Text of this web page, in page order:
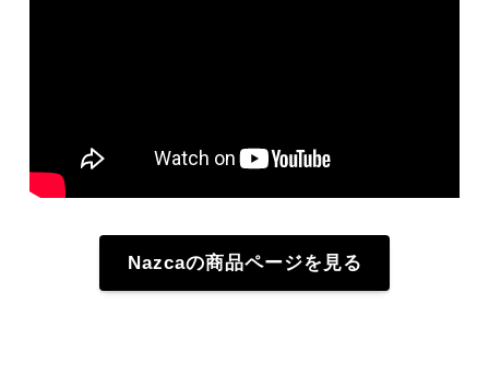
Nazcaの商品ページを見る